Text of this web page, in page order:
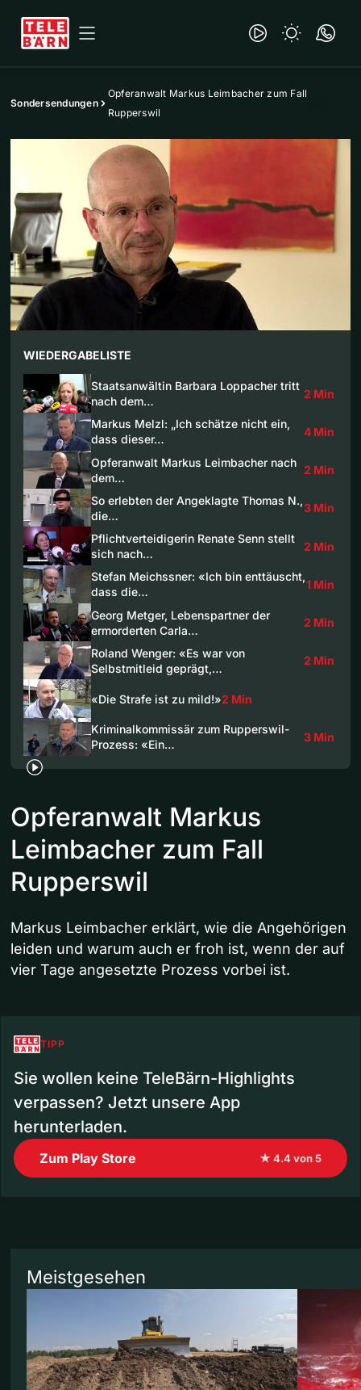
Sondersendungen
Opferanwalt Markus Leimbacher zum Fall
Rupperswil
WIEDERGABELISTE
Staatsanwältin Barbara Loppacher tritt
nach dem…
2 Min
Markus Melzl: „Ich schätze nicht ein,
dass dieser…
4 Min
Opferanwalt Markus Leimbacher nach
dem…
2 Min
So erlebten der Angeklagte Thomas N.,
die…
3 Min
Pflichtverteidigerin Renate Senn stellt
sich nach…
2 Min
Stefan Meichssner: «Ich bin enttäuscht,
dass die…
1 Min
Georg Metger, Lebenspartner der
ermorderten Carla…
2 Min
Roland Wenger: «Es war von
Selbstmitleid geprägt,…
2 Min
«Die Strafe ist zu mild!»2 Min
Kriminalkommissär zum Rupperswil-
Prozess: «Ein…
3 Min
Opferanwalt Markus
Leimbacher zum Fall
Rupperswil
Markus Leimbacher erklärt, wie die Angehörigen
leiden und warum auch er froh ist, wenn der auf
vier Tage angesetzte Prozess vorbei ist.
TIPP
Sie wollen keine TeleBärn-Highlights
verpassen? Jetzt unsere App
herunterladen.
Zum Play Store ★ 4.4 von 5
Meistgesehen